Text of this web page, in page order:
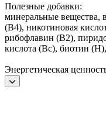
Полезные добавки:
минеральные
(В4), никотиновая
рибофлавин (В2),
кислота (Вc), биотин
Энергетическая